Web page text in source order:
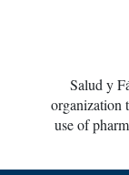
Salud y
organization
use of